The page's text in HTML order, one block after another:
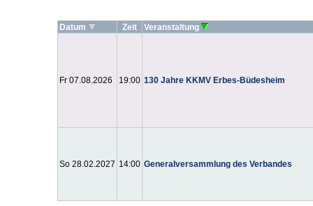
Datum Zeit Veranstaltung
Fr 07.08.2026 19:00 130 Jahre KKMV Erbes-Büdesheim
So 28.02.2027 14:00 Generalversammlung des Verbandes